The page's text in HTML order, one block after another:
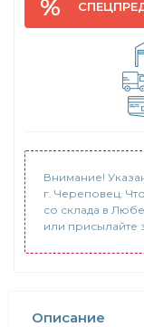
Внимание!
г. Череповец.
со склада в
или присылайте
Описание